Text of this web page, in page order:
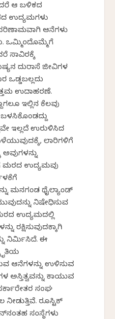
ಆ ಬಳಿಕದ
ಉದ್ಯಮಗಳು
ಆನೆಗಳು
ಒಮ್ಮಿಂದೊಮ್ಮೆಗೆ
ಸಾವಿರಕ್ಕೆ
ದುರಾಸೆ ಜೀವಿಗಳ
ಒಡ್ಡಬಲ್ಲದು
ಉದಾಹರಣೆ.
ಇಲ್ಲಿನ ಕೆಲವು
ಬಳಸಿಕೊಂಡದ್ದು
ಇಲ್ಲದೆ ಉರುಳಿಸಿದ
ಲಾರಿಗಳಿಗೆ
ಮರದ ಉದ್ಯಮವು
ಮನಗಂಡ ಥೈಲ್ಯಾಂಡ್
ನಿಷೇಧಿಸುವ
ಉದ್ಯಮದಲ್ಲಿ
ರಕ್ಷಿಸುವುದಕ್ಕಾಗಿ
ನಿರ್ಮಿಸಿದೆ. ಈ
ಆನೆಗಳನ್ನು ಉಳಿಸುವ
ಅಸ್ತಿತ್ವವನ್ನು ಕಾಯುವ
ಸಂಘ
ರೂಸ್ಟಿಕ್
ಸಂಸ್ಥೆಗಳು